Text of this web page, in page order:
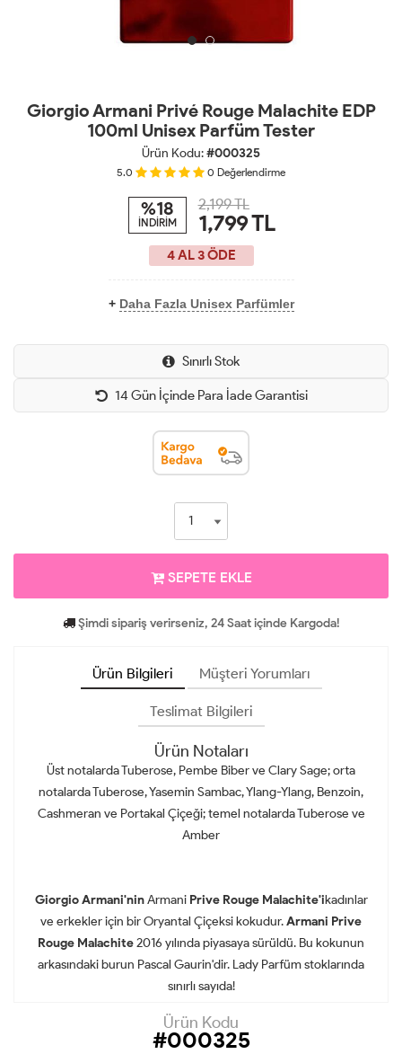
Giorgio Armani Privé Rouge Malachite EDP
100ml Unisex Parfüm Tester
Ürün Kodu:#000325
5.0 0 Değerlendirme
%18
İNDİRİM
2,199 TL
1,799TL
4 AL 3 ÖDE
+ Daha Fazla Unisex Parfümler
Sınırlı Stok
14 Gün İçinde Para İade Garantisi
SEPETE EKLE
Şimdi sipariş verirseniz, 24 Saat içinde Kargoda!
Ürün Bilgileri Müşteri Yorumları
Teslimat Bilgileri
Ürün Notaları
Üst notalarda Tuberose, Pembe Biber ve Clary Sage; orta
notalarda Tuberose, Yasemin Sambac, Ylang-Ylang, Benzoin,
Cashmeran ve Portakal Çiçeği; temel notalarda Tuberose ve
Amber
Giorgio Armani'ninArmani Prive Rouge Malachite'ikadınlar
ve erkekler için bir Oryantal Çiçeksi kokudur.Armani Prive
Rouge Malachite2016 yılında piyasaya sürüldü. Bu kokunun
arkasındaki burun Pascal Gaurin'dir. Lady Parfüm stoklarında
sınırlı sayıda!
Ürün Kodu
#000325